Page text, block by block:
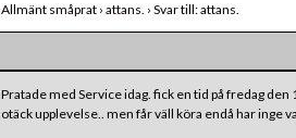
Allmänt småprat › attans. › Svar till: attans.
Pratade med Service idag. fick en tid på fredag
otäck upplevelse.. men får väll köra endå har inge